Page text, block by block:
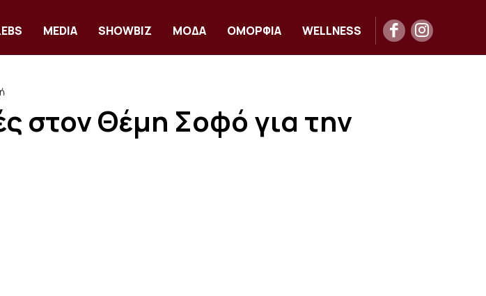
MEDIA SHOWBIZ ΜΟΔΑ ΟΜΟΡΦΙΑ WELLNESS
στον Θέμη Σοφό για την